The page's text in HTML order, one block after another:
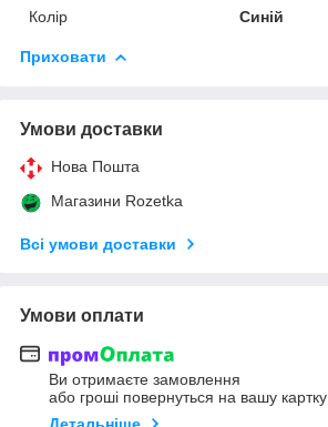
Колір
Синій
Приховати
Умови доставки
Нова Пошта
Магазини Rozetka
Всі умови доставки
Умови оплати
Ви отримаєте замовлення
або гроші повернуться на вашу картку